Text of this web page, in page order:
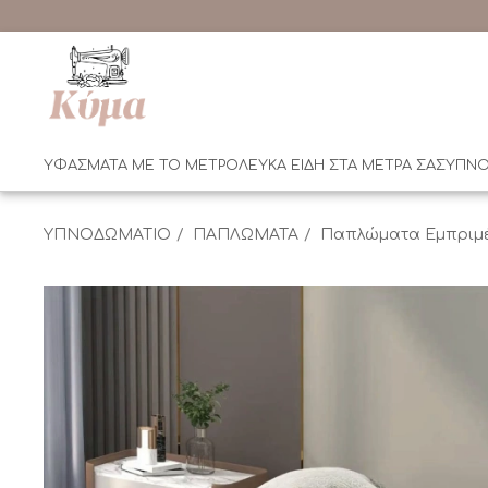
ΥΦΑΣΜΑΤΑ ΜΕ ΤΟ ΜΕΤΡΟΛΕΥΚΑ ΕΙΔΗ ΣΤΑ ΜΕΤΡΑ ΣΑΣ
ΥΠΝΟΔΩΜΑΤΙΟ ΠΑΠΛΩΜΑΤΑ Παπλώματα